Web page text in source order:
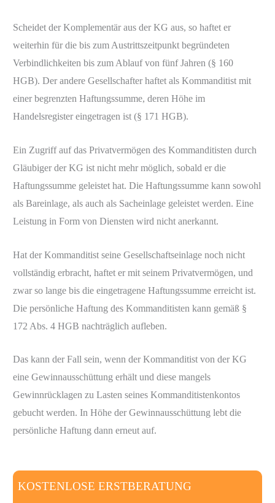
Scheidet der Komplementär aus der KG aus, so haftet er
weiterhin für die bis zum Austrittszeitpunkt begründeten
Verbindlichkeiten bis zum Ablauf von fünf Jahren (§ 160
HGB). Der andere Gesellschafter haftet als Kommanditist mit
einer begrenzten Haftungssumme, deren Höhe im
Handelsregister eingetragen ist (§ 171 HGB).
Ein Zugriff auf das Privatvermögen des Kommanditisten durch
Gläubiger der KG ist nicht mehr möglich, sobald er die
Haftungssumme geleistet hat. Die Haftungssumme kann sowohl
als Bareinlage, als auch als Sacheinlage geleistet werden. Eine
Leistung in Form von Diensten wird nicht anerkannt.
Hat der Kommanditist seine Gesellschaftseinlage noch nicht
vollständig erbracht, haftet er mit seinem Privatvermögen, und
zwar so lange bis die eingetragene Haftungssumme erreicht ist.
Die persönliche Haftung des Kommanditisten kann gemäß §
172 Abs. 4 HGB nachträglich aufleben.
Das kann der Fall sein, wenn der Kommanditist von der KG
eine Gewinnausschüttung erhält und diese mangels
Gewinnrücklagen zu Lasten seines Kommanditistenkontos
gebucht werden. In Höhe der Gewinnausschüttung lebt die
persönliche Haftung dann erneut auf.
KOSTENLOSE ERSTBERATUNG